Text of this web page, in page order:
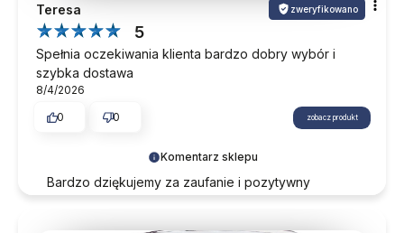
Komentarz sklepu
Bardzo dziękujemy za zaufanie i pozytywny
Teresa zweryfikowano
5
Spełnia oczekiwania klienta bardzo dobry wybór i
szybka dostawa
8/4/2026
0
0 zobacz produkt